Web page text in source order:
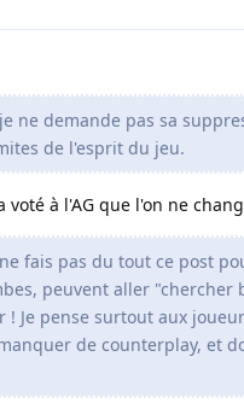
ne demande pas sa
de l'esprit du jeu.
à l'AG que l'on ne
fais pas du tout ce post
peuvent aller "chercher
Je pense surtout aux
de counterplay, et